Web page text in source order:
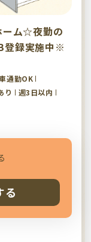
ーム☆夜勤の
録実施中※
通勤OK
り
週3日以内
る